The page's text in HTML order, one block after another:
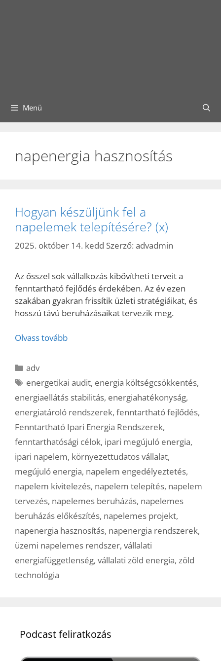
Menü
napenergia hasznosítás
Hogyan készüljünk fel a
napelemek telepítésére? (x)
2025. október 14. kedd Szerző: advadmin
Az ősszel sok vállalkozás kibővítheti terveit a
fenntartható fejlődés érdekében. Az év ezen
szakában gyakran frissítik üzleti stratégiáikat, és
hosszú távú beruházásaikat tervezik meg.
Olvass tovább
Kategória
adv
Címkék
energetikai audit, energia költségcsökkentés,
energiaellátás stabilitás, energiahatékonyság,
energiatároló rendszerek, fenntartható fejlődés,
Fenntartható Ipari Energia Rendszerek,
fenntarthatósági célok, ipari megújuló energia,
ipari napelem, környezettudatos vállalat,
megújuló energia, napelem engedélyeztetés,
napelem kivitelezés, napelem telepítés, napelem
tervezés, napelemes beruházás, napelemes
beruházás előkészítés, napelemes projekt,
napenergia hasznosítás, napenergia rendszerek,
üzemi napelemes rendszer, vállalati
energiafüggetlenség, vállalati zöld energia, zöld
technológia
Podcast feliratkozás